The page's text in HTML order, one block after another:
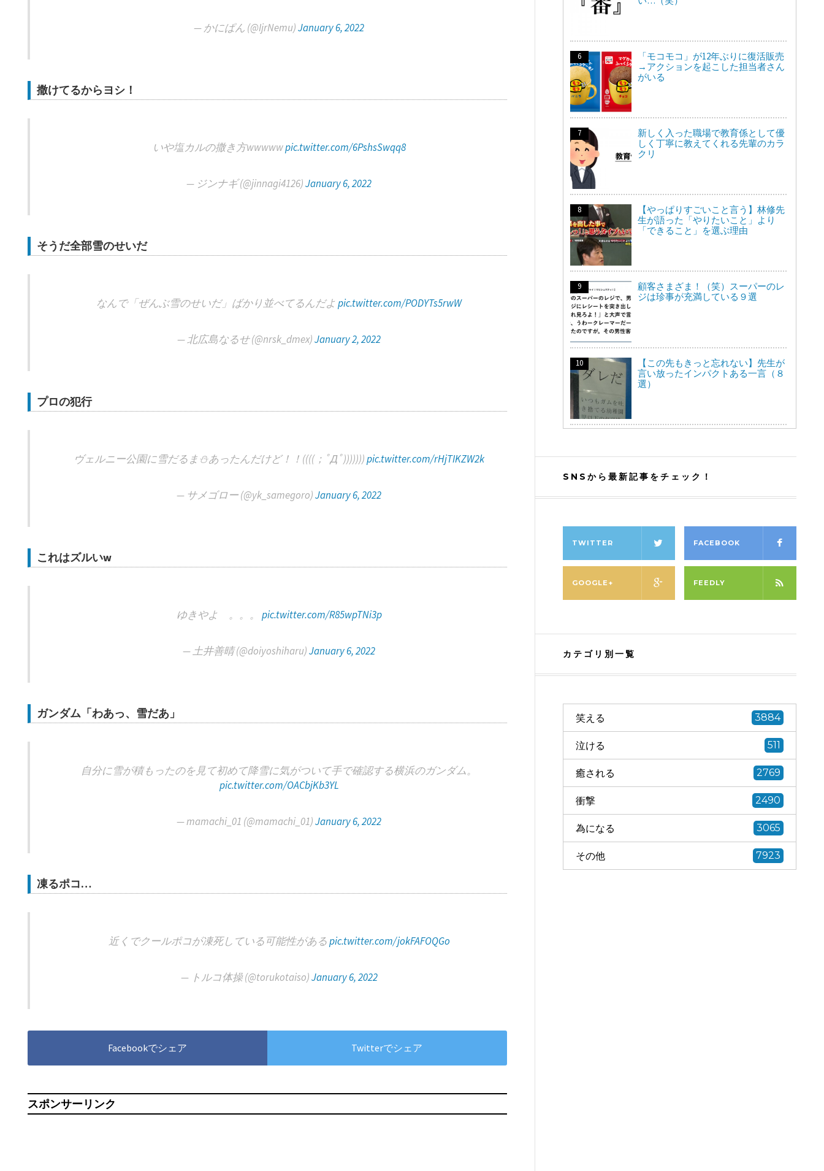
— かにぱん (@IjrNemu)January 6, 2022
撒けてるからヨシ！
いや塩カルの撒き方wwwwwpic.twitter.com/6PshsSwqq8
— ジンナギ (@jinnagi4126)January 6, 2022
そうだ全部雪のせいだ
なんで「ぜんぶ雪のせいだ」ばかり並べてるんだよpic.twitter.com/PODYTs5rwW
— 北広島なるせ (@nrsk_dmex)January 2, 2022
プロの犯行
ヴェルニー公園に雪だるま⛄️あったんだけど！！((((；ﾟДﾟ)))))))pic.twitter.com/rHjTIKZW2k
— サメゴロー (@yk_samegoro)January 6, 2022
これはズルいw
ゆきやよ 。。。 pic.twitter.com/R85wpTNi3p
— 土井善晴 (@doiyoshiharu)January 6, 2022
ガンダム「わあっ、雪だあ」
自分に雪が積もったのを見て初めて降雪に気がついて手で確認する横浜のガンダム。
pic.twitter.com/OACbjKb3YL
— mamachi_01 (@mamachi_01)January 6, 2022
凍るポコ…
近くでクールポコが凍死している可能性があるpic.twitter.com/jokFAFOQGo
— トルコ体操 (@torukotaiso)January 6, 2022
Facebookでシェア Twitterでシェア
スポンサーリンク
「モコモコ」が12年ぶりに復活販売
→アクションを起こした担当者さん
がいる
新しく入った職場で教育係として優
しく丁寧に教えてくれる先輩のカラ
クリ
【やっぱりすごいこと言う】林修先
生が語った「やりたいこと」より
「できること」を選ぶ理由
顧客さまざま！（笑）スーパーのレ
ジは珍事が充満している９選
【この先もきっと忘れない】先生が
言い放ったインパクトある一言（８
選）
SNSから最新記事をチェック！
TWITTER FACEBOOK
GOOGLE+ FEEDLY
カテゴリ別一覧
笑える 3884
泣ける 511
癒される 2769
衝撃 2490
為になる 3065
その他 7923